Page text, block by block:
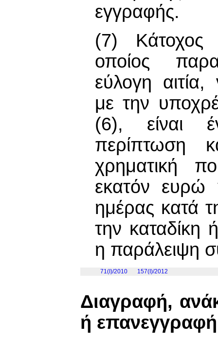
εγγραφής.
(7) Κάτοχος
οποίος
εύλογη
με την
(6), είναι
περίπτωση
χρηματική
εκατόν ευρώ
ημέρας κατά
την καταδίκη
η παράλειψη
71(I)/2010 157(I)/2012
Διαγραφή,
ή επανεγγραφή